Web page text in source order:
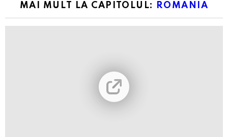
MAI MULT LA CAPITOLUL: ROMANIA